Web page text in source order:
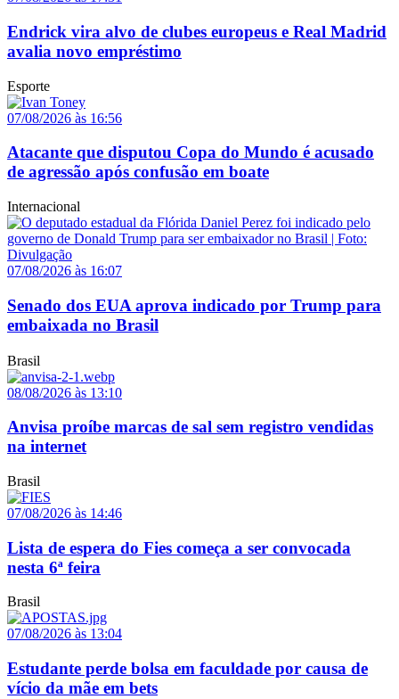
Endrick vira alvo de clubes europeus e Real Madrid
avalia novo empréstimo
Esporte
07/08/2026 às 16:56
Atacante que disputou Copa do Mundo é acusado
de agressão após confusão em boate
Internacional
07/08/2026 às 16:07
Senado dos EUA aprova indicado por Trump para
embaixada no Brasil
Brasil
08/08/2026 às 13:10
Anvisa proíbe marcas de sal sem registro vendidas
na internet
Brasil
07/08/2026 às 14:46
Lista de espera do Fies começa a ser convocada
nesta 6ª feira
Brasil
07/08/2026 às 13:04
Estudante perde bolsa em faculdade por causa de
vício da mãe em bets